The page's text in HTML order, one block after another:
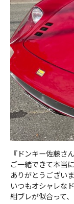
『ドンキー佐藤さ
ご一緒できて本当
ありがとうござい
いつもオシャレな
紺ブレが似合って